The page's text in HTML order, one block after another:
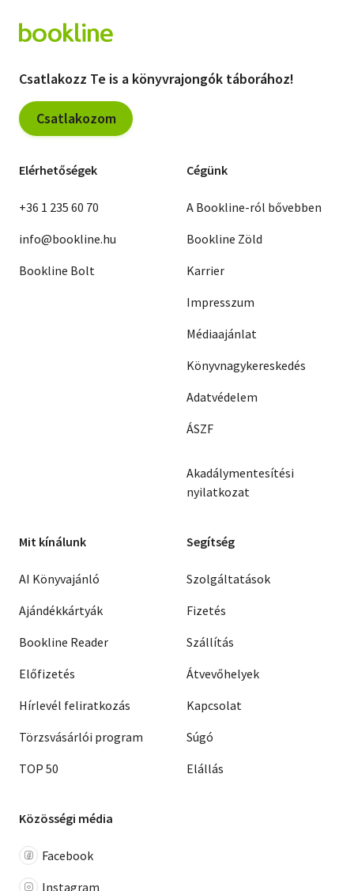
Csatlakozz Te is a könyvrajongók táborához!
Csatlakozom
Elérhetőségek
+36 1 235 60 70
info@bookline.hu
Bookline Bolt
Cégünk
A Bookline-ról bővebben
Bookline Zöld
Karrier
Impresszum
Médiaajánlat
Könyvnagykereskedés
Adatvédelem
ÁSZF
Akadálymentesítési
nyilatkozat
Mit kínálunk
AI Könyvajánló
Ajándékkártyák
Bookline Reader
Előfizetés
Hírlevél feliratkozás
Törzsvásárlói program
TOP 50
Segítség
Szolgáltatások
Fizetés
Szállítás
Átvevőhelyek
Kapcsolat
Súgó
Elállás
Közösségi média
Facebook
Instagram